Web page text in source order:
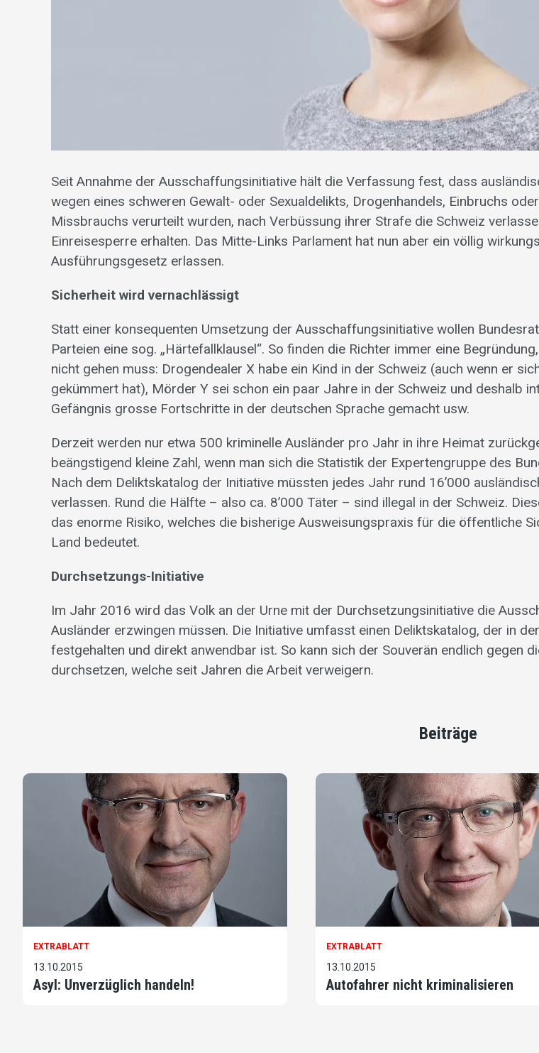
Seit Annahme der Ausschaffungsinitiative hält die Verfassung fest, dass
wegen eines schweren Gewalt- oder Sexualdelikts, Drogenhandels, Einbruchs
Missbrauchs verurteilt wurden, nach Verbüssung ihrer Strafe die Schweiz
Einreisesperre erhalten. Das Mitte-Links Parlament hat nun aber ein völlig
Ausführungsgesetz erlassen.
Sicherheit wird vernachlässigt
Statt einer konsequenten Umsetzung der Ausschaffungsinitiative wollen
Parteien eine sog. „Härtefallklausel“. So finden die Richter immer eine
nicht gehen muss: Drogendealer X habe ein Kind in der Schweiz (auch wenn er
gekümmert hat), Mörder Y sei schon ein paar Jahre in der Schweiz und deshalb
Gefängnis grosse Fortschritte in der deutschen Sprache gemacht usw.
Derzeit werden nur etwa 500 kriminelle Ausländer pro Jahr in ihre Heimat
beängstigend kleine Zahl, wenn man sich die Statistik der Expertengruppe des
Nach dem Deliktskatalog der Initiative müssten jedes Jahr rund 16’000
verlassen. Rund die Hälfte – also ca. 8’000 Täter – sind illegal in der Schweiz.
das enorme Risiko, welches die bisherige Ausweisungspraxis für die öffentliche
Land bedeutet.
Durchsetzungs-Initiative
Im Jahr 2016 wird das Volk an der Urne mit der Durchsetzungsinitiative die
Ausländer erzwingen müssen. Die Initiative umfasst einen Deliktskatalog, der in
festgehalten und direkt anwendbar ist. So kann sich der Souverän endlich gegen
durchsetzen, welche seit Jahren die Arbeit verweigern.
Beiträge
EXTRABLATT
13.10.2015
Asyl: Unverzüglich handeln!
EXTRABLATT
13.10.2015
Autofahrer nicht kriminalisieren